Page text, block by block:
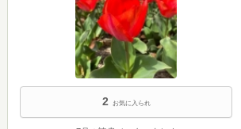
2 お気に入られ